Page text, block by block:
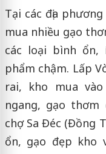
Tại các địa
mua nhiều gạo
các loại bình
phẩm chậm. Lấp
rai, kho mua
ngang, gạo thơm
chợ Sa Đéc (Đồng
ổn, gạo đẹp kho